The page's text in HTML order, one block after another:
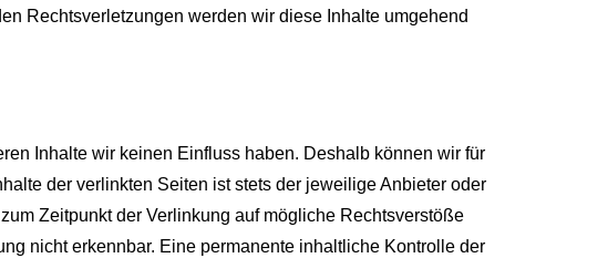
Rechtsverletzungen werden wir diese Inhalte umgehend
Inhalte wir keinen Einfluss haben. Deshalb können wir für
der verlinkten Seiten ist stets der jeweilige Anbieter oder
Zeitpunkt der Verlinkung auf mögliche Rechtsverstöße
nicht erkennbar. Eine permanente inhaltliche Kontrolle der